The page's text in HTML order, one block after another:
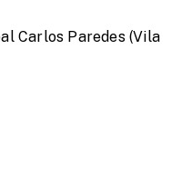
Carlos Paredes (Vila